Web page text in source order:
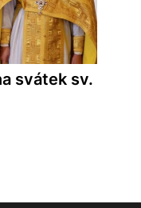
svátek sv.